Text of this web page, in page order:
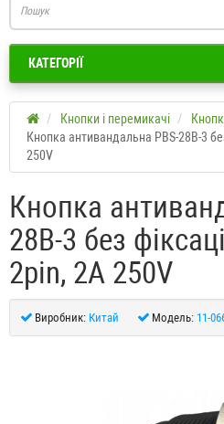
КАТЕГОРІЇ
Кнопки і перемикачі
Кнопка антивандальна PBS-28B-3
250V
Кнопка
28B-3 без
2pin, 2А 250V
Виробник: Китай Модель: 11-